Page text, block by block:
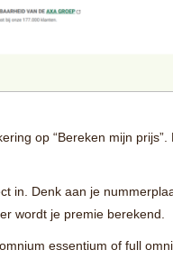
op “Bereken mijn
in. Denk aan je
wordt je premie berekend.
essentium of full